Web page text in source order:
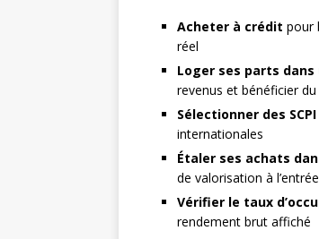
Acheter à crédit pour
réel
Loger ses parts
revenus et bénéficier
Sélectionner des
internationales
Étaler ses achats
de valorisation à l’entrée
Vérifier le taux
rendement brut affiché